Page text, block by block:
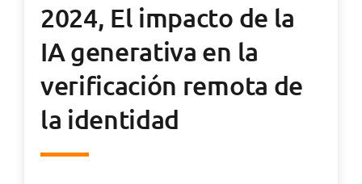
2024, El impacto de la
IA generativa en la
verificación remota de
la identidad